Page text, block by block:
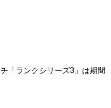
「ランクシリーズ3」は期間